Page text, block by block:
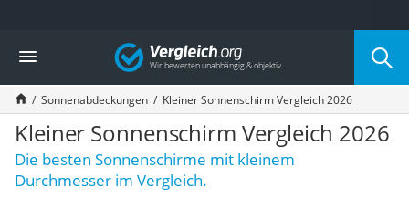
Die beliebtesten Vergleiche nach Kategorie
Baumarkt
Tresor feuerfest
Makita-Akku-Rasenmäher
Kappsäge
Smartes Türschloss
Akku-Rasentrimmer
Feuchtigkeitsmessgerät
Vergleich
Sonnenabdeckungen Kleiner Sonnenschirm Vergleich 2026
Kleiner Sonnenschirm Vergleich 2026
Die besten Sonnenschirme mit kleinem
Durchmesser im Vergleich.